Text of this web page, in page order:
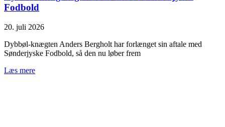
Fodbold
20. juli 2026
Dybbøl-knægten Anders Bergholt har forlænget sin aftale med
Sønderjyske Fodbold, så den nu løber frem
Læs mere